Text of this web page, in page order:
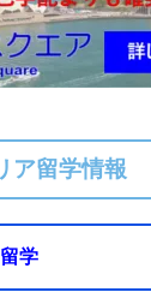
ア留学情報
学